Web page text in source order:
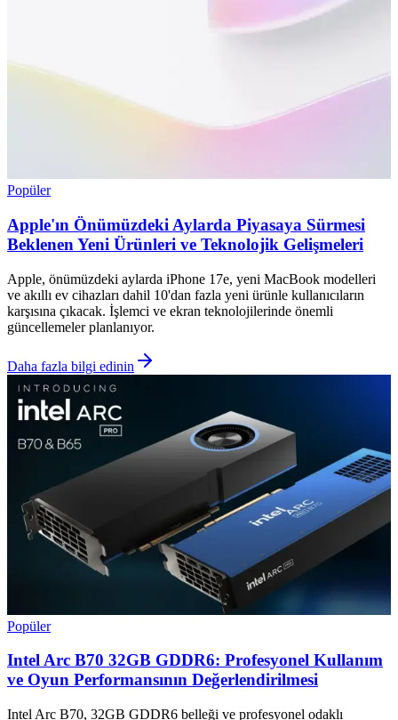
Popüler
Apple'ın Önümüzdeki Aylarda Piyasaya Sürmesi
Beklenen Yeni Ürünleri ve Teknolojik Gelişmeleri
Apple, önümüzdeki aylarda iPhone 17e, yeni MacBook modelleri
ve akıllı ev cihazları dahil 10'dan fazla yeni ürünle kullanıcıların
karşısına çıkacak. İşlemci ve ekran teknolojilerinde önemli
güncellemeler planlanıyor.
Daha fazla bilgi edinin
Popüler
Intel Arc B70 32GB GDDR6: Profesyonel Kullanım
ve Oyun Performansının Değerlendirilmesi
Intel Arc B70, 32GB GDDR6 belleği ve profesyonel odaklı